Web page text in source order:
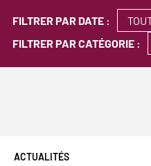
FILTRER PAR DATE :
FILTRER PAR CATÉGORIE :
ACTUALITÉS